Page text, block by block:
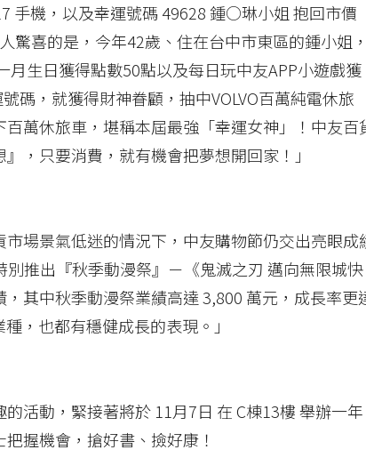
手機，以及幸運號碼 49628 鍾○琳小姐 抱回市價
驚喜的是，今年42歲、住在台中市東區的鍾小姐，
生日獲得點數50點以及每日玩中友APP小遊戲獲
碼，就獲得財神眷顧，抽中VOLVO百萬純電休旅
萬休旅車，堪稱本屆最強「幸運女神」！中友百
，只要消費，就有機會把夢想開回家！」
場景氣低迷的情況下，中友購物節仍交出亮眼成
推出『秋季動漫祭』－《鬼滅之刃 邁向無限城快
其中秋季動漫祭業績高達 3,800 萬元，成長率更
，也都有穩健成長的表現。」
活動，緊接著將於 11月7日 在 C棟13樓 舉辦一年
握機會，搶好書、撿好康！